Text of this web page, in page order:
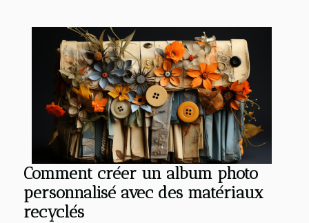
Comment créer un album photo
personnalisé avec des matériaux
recyclés